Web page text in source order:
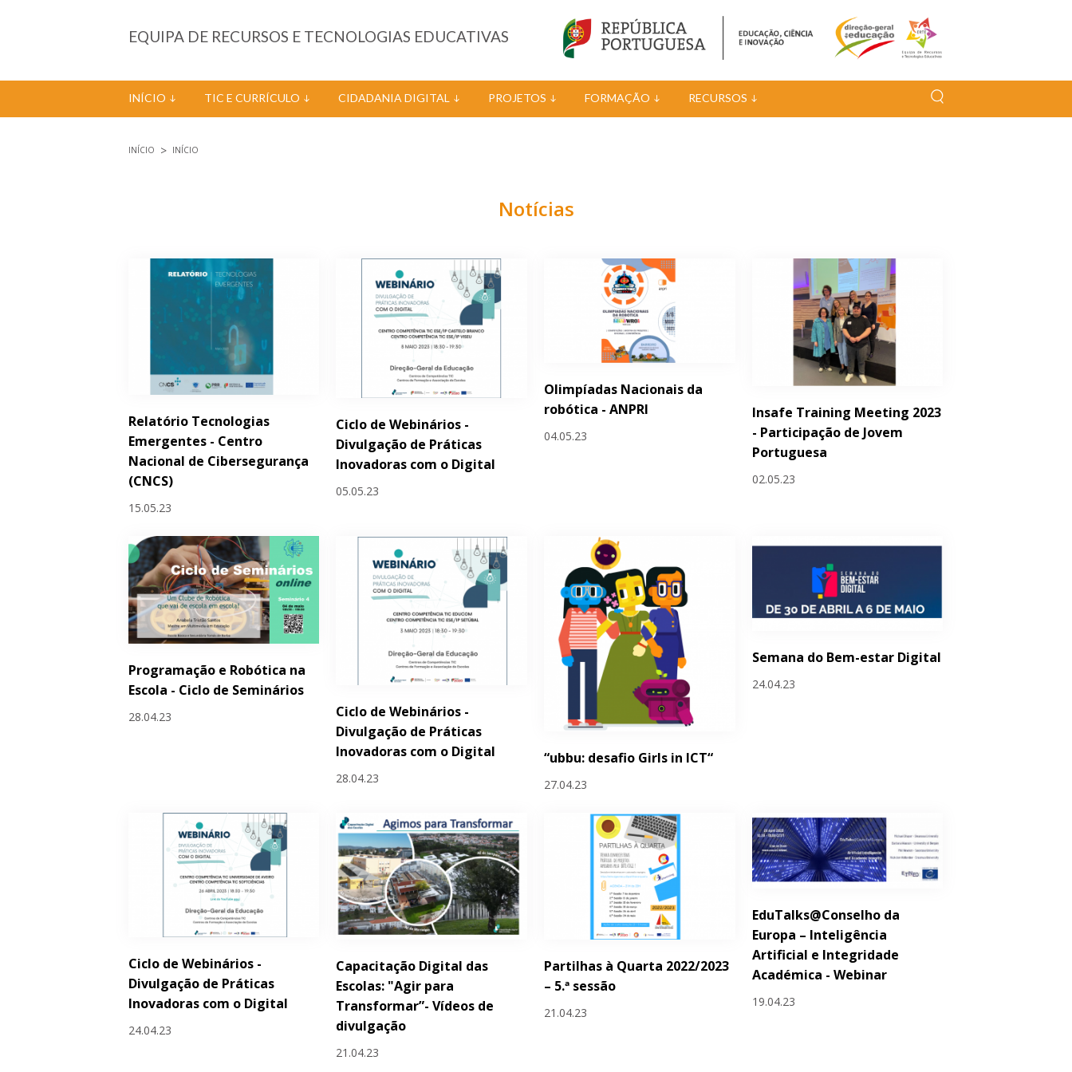
EQUIPA DE RECURSOS E TECNOLOGIAS EDUCATIVAS
INÍCIO TIC E CURRÍCULO CIDADANIA DIGITAL PROJETOS FORMAÇÃO RECURSOS
INÍCIO INÍCIO
Notícias
Relatório Tecnologias
Emergentes - Centro
Nacional de Cibersegurança
(CNCS)
15.05.23
Ciclo de Webinários -
Divulgação de Práticas
Inovadoras com o Digital
05.05.23
Olimpíadas Nacionais da
robótica - ANPRI
04.05.23
Insafe Training Meeting 2023
- Participação de Jovem
Portuguesa
02.05.23
Programação e Robótica na
Escola - Ciclo de Seminários
28.04.23
Ciclo de Webinários -
Divulgação de Práticas
Inovadoras com o Digital
28.04.23
“ubbu: desafio Girls in ICT“
27.04.23
Semana do Bem-estar Digital
24.04.23
Ciclo de Webinários -
Divulgação de Práticas
Inovadoras com o Digital
24.04.23
Capacitação Digital das
Escolas: "Agir para
Transformar”- Vídeos de
divulgação
21.04.23
Partilhas à Quarta 2022/2023
– 5.ª sessão
21.04.23
EduTalks@Conselho da
Europa – Inteligência
Artificial e Integridade
Académica - Webinar
19.04.23
Páginas